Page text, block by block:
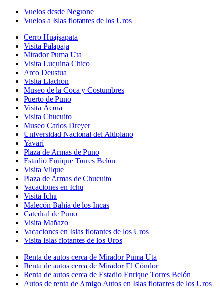
Vuelos desde Negrone
Vuelos a Islas flotantes de los Uros
Cerro Huajsapata
Visita Palapaja
Mirador Puma Uta
Visita Luquina Chico
Arco Deustua
Visita Llachon
Museo de la Coca y Costumbres
Puerto de Puno
Visita Ácora
Visita Chucuito
Museo Carlos Dreyer
Universidad Nacional del Altiplano
Yavarí
Plaza de Armas de Puno
Estadio Enrique Torres Belón
Visita Vilque
Plaza de Armas de Chucuito
Vacaciones en Ichu
Visita Ichu
Malecón Bahía de los Incas
Catedral de Puno
Visita Mañazo
Vacaciones en Islas flotantes de los Uros
Visita Islas flotantes de los Uros
Renta de autos cerca de Mirador Puma Uta
Renta de autos cerca de Mirador El Cóndor
Renta de autos cerca de Estadio Enrique Torres Belón
Autos de renta de Amigo Autos en Islas flotantes de los Uros